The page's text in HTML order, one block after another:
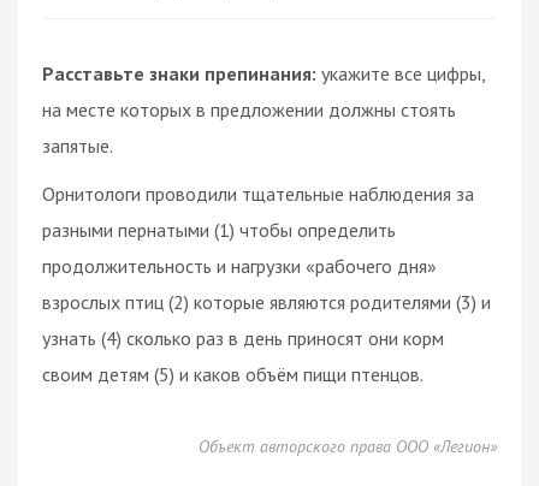
Расставьте знаки препинания: укажите все цифры,
на месте которых в предложении должны стоять
запятые.
Орнитологи проводили тщательные наблюдения за
разными пернатыми (1) чтобы определить
продолжительность и нагрузки «рабочего дня»
взрослых птиц (2) которые являются родителями (3) и
узнать (4) сколько раз в день приносят они корм
своим детям (5) и каков объём пищи птенцов.
Объект авторского права ООО «Легион»